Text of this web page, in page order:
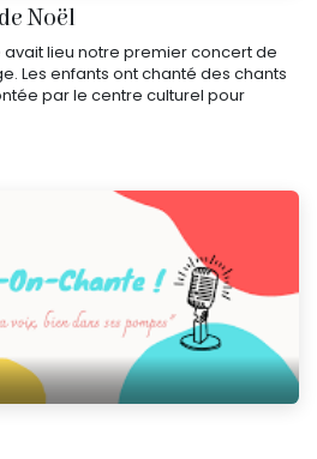
Noël
lieu notre premier concert de
Les enfants ont chanté des chants
par le centre culturel pour